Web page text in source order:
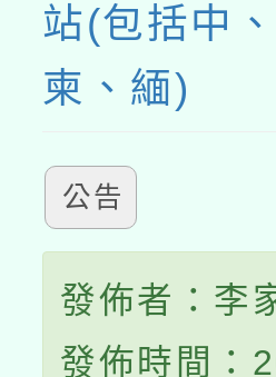
站(包括中
柬、緬)
公告
發佈者：李
發佈時間：